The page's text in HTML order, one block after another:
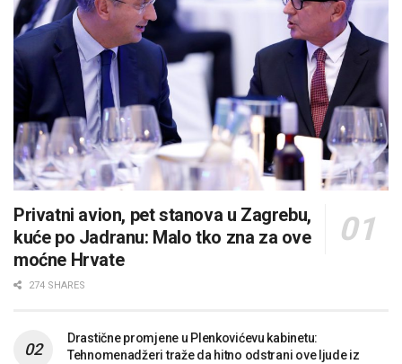
Privatni avion, pet stanova u Zagrebu,
kuće po Jadranu: Malo tko zna za ove
moćne Hrvate
274 SHARES
Drastične promjene u Plenkovićevu kabinetu:
Tehnomenadžeri traže da hitno odstrani ove ljude iz